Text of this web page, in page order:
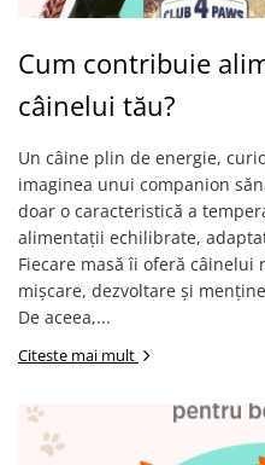
Cum contribuie
câinelui tău?
Un câine plin de energie,
imaginea unui companion
doar o caracteristică a
alimentații echilibrate,
Fiecare masă îi oferă câinelui
mișcare, dezvoltare și
De aceea,...
Citeste mai mult